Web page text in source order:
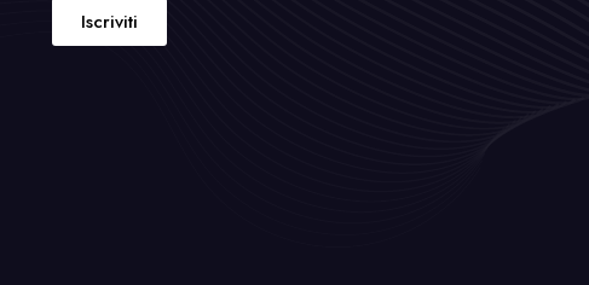
Iscriviti